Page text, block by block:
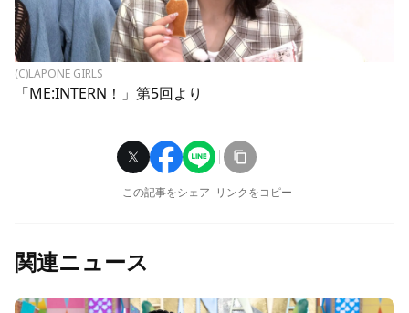
(C)LAPONE GIRLS
「ME:INTERN！」第5回より
この記事をシェア リンクをコピー
関連ニュース